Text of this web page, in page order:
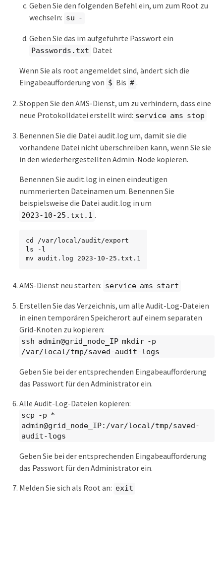
Geben Sie den folgenden Befehl ein, um zum Root zu
wechseln: su -
Geben Sie das im aufgeführte Passwort ein
Passwords.txt Datei:
Wenn Sie als root angemeldet sind, ändert sich die
Eingabeaufforderung von $ Bis # .
Stoppen Sie den AMS-Dienst, um zu verhindern, dass eine
neue Protokolldatei erstellt wird: service ams stop
Benennen Sie die Datei audit.log um, damit sie die
vorhandene Datei nicht überschreiben kann, wenn Sie sie
in den wiederhergestellten Admin-Node kopieren.
Benennen Sie audit.log in einen eindeutigen
nummerierten Dateinamen um. Benennen Sie
beispielsweise die Datei audit.log in um
2023-10-25.txt.1 .
cd /var/local/audit/export
ls -l
mv audit.log 2023-10-25.txt.1
AMS-Dienst neu starten: service ams start
Erstellen Sie das Verzeichnis, um alle Audit-Log-Dateien
in einen temporären Speicherort auf einem separaten
Grid-Knoten zu kopieren:
ssh admin@grid_node_IP mkdir -p
/var/local/tmp/saved-audit-logs
Geben Sie bei der entsprechenden Eingabeaufforderung
das Passwort für den Administrator ein.
Alle Audit-Log-Dateien kopieren:
scp -p *
admin@grid_node_IP:/var/local/tmp/saved-
audit-logs
Geben Sie bei der entsprechenden Eingabeaufforderung
das Passwort für den Administrator ein.
Melden Sie sich als Root an: exit